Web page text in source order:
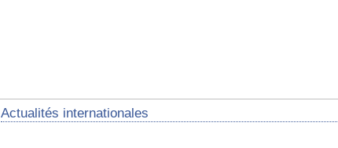
Actualités internationales